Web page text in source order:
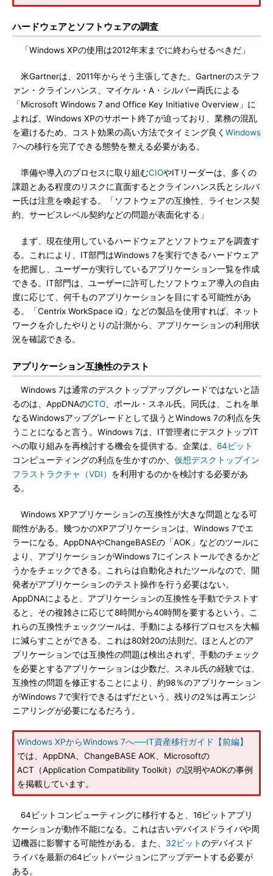
ハードウェアとソフトウェアの調査
「Windows XPの使用は2012年末までに終わらせるべきだ」
米Gartnerは、2011年からそう主張してきた。Gartnerのステフ
ァン・クラインハンス、マイケル・A・シルバー両氏による
「Microsoft Windows 7 and Office Key Initiative Overview」に
よれば、Windows XPのサポート終了が迫っており、業務の混乱
を避けるため、コスト効果の高い方法でタイミング良く Windows
7への移行を完了できる態勢を整える必要がある。
準備や導入のプロセスに取り組むCIOやITリーダーは、多くの
課題とある程度のリスクに直面するとクラインハンス氏とシルバ
ー氏は注意を喚起する。「ソフトウェアの互換性、ライセンス契
約、サービスレベル契約などの問題が表面化する」
まず、現在使用しているハードウェアとソフトウェアを調査す
る。これにより、IT部門はWindows 7を実行できるハードウェア
を把握し、ユーザーが実行しているアプリケーション一覧を作成
できる。IT部門は、ユーザーに許可したソフトウェア導入の自由
度に応じて、何千ものアプリケーションを目にする可能性があ
る。「Centrix WorkSpace iQ」などの製品を使用すれば、ネット
ワークを介したやりとりの計測から、アプリケーションの利用状
況を確認できる。
アプリケーション互換性のテスト
Windows 7は通常のデスクトップアップグレードではないと語
るのは、AppDNAのCTO 、ポール・スネル氏。同氏は、これを単
なるWindowsアップグレードとして扱うとWindows 7の利点を失
うことになると言う。Windows 7は、IT管理者にデスクトップIT
への取り組みを再検討する機会を提供する。企業は、 64ビット
コンピューティングの利点を生かすのか、 仮想デスクトップイン
フラストラクチャ（VDI） を利用するのかを検討する必要があ
る。
Windows XPアプリケーションの互換性が大きな問題となる可
能性がある。幾つかのXPアプリケーションは、Windows 7でエ
ラーになる。AppDNAやChangeBASEの「AOK」などのツールに
より、アプリケーションがWindows 7にインストールできるかど
うかをチェックできる。これらは自動化されたツールなので、開
発者がアプリケーションのテスト操作を行う必要はない。
AppDNAによると、アプリケーションの互換性を手動でテストす
ると、その複雑さに応じて8時間から40時間を要するという。こ
れらの互換性チェックツールは、手動による移行プロセスを大幅
に減らすことができる。これは80対20の法則だ。ほとんどのア
プリケーションでは互換性の問題は検出されず、手動のチェック
を必要とするアプリケーションは少数だ。スネル氏の経験では、
互換性の問題を修正することにより、約98％のアプリケーション
がWindows 7で実行できるはずだという。残りの2％は再エンジ
ニアリングが必要になるだろう。
Windows XPからWindows 7へ──IT資産移行ガイド【前編】
では、AppDNA、ChangeBASE AOK、Microsoftの
ACT（Application Compatibility Toolkit）の説明やAOKの事例
を掲載しています。
64ビットコンピューティングに移行すると、16ビットアプリ
ケーションが動作不能になる。これは古いデバイスドライバや周
辺機器に影響する可能性がある。また、 32ビットのデバイスド
ライバを最新の64ビットバージョンにアップデートする必要が
ある。